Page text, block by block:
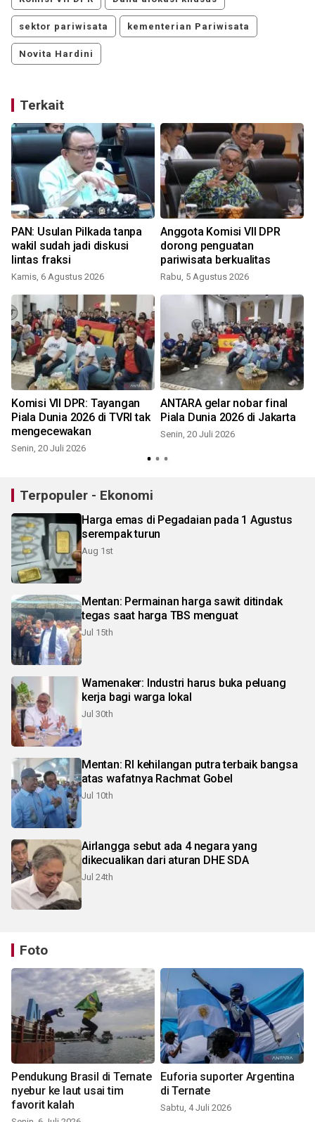
sektor pariwisata kementerian Pariwisata
Novita Hardini
Terkait
PAN: Usulan Pilkada tanpa
wakil sudah jadi diskusi
lintas fraksi
Kamis, 6 Agustus 2026
Anggota Komisi VII DPR
dorong penguatan
pariwisata berkualitas
Rabu, 5 Agustus 2026
Komisi VII DPR: Tayangan
Piala Dunia 2026 di TVRI tak
mengecewakan
Senin, 20 Juli 2026
ANTARA gelar nobar final
Piala Dunia 2026 di Jakarta
Senin, 20 Juli 2026
Terpopuler - Ekonomi
Harga emas di Pegadaian pada 1 Agustus
serempak turun
Aug 1st
Mentan: Permainan harga sawit ditindak
tegas saat harga TBS menguat
Jul 15th
Wamenaker: Industri harus buka peluang
kerja bagi warga lokal
Jul 30th
Mentan: RI kehilangan putra terbaik bangsa
atas wafatnya Rachmat Gobel
Jul 10th
Airlangga sebut ada 4 negara yang
dikecualikan dari aturan DHE SDA
Jul 24th
Foto
Pendukung Brasil di Ternate
nyebur ke laut usai tim
favorit kalah
Euforia suporter Argentina
di Ternate
Sabtu, 4 Juli 2026